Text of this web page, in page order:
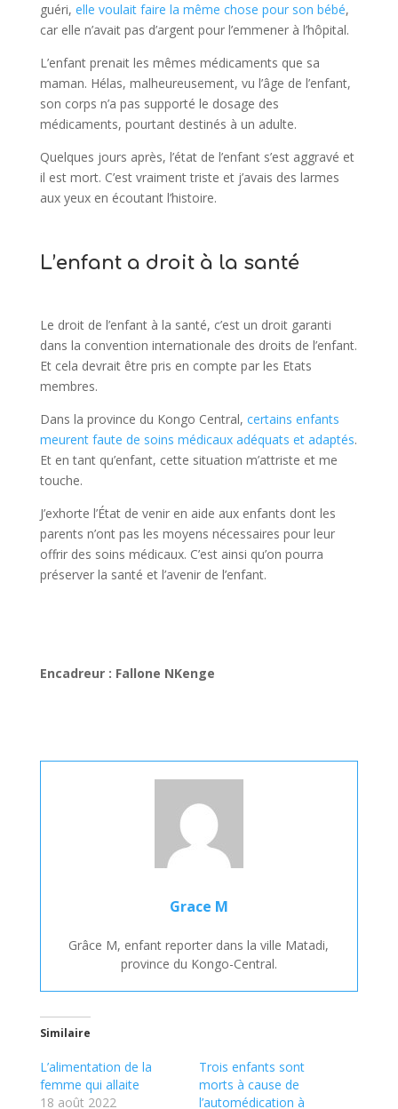
guéri, elle voulait faire la même chose pour son bébé,
car elle n’avait pas d’argent pour l’emmener à l’hôpital.
L’enfant prenait les mêmes médicaments que sa
maman. Hélas, malheureusement, vu l’âge de l’enfant,
son corps n’a pas supporté le dosage des
médicaments, pourtant destinés à un adulte.
Quelques jours après, l’état de l’enfant s’est aggravé et
il est mort. C’est vraiment triste et j’avais des larmes
aux yeux en écoutant l’histoire.
L’enfant a droit à la santé
Le droit de l’enfant à la santé, c’est un droit garanti
dans la convention internationale des droits de l’enfant.
Et cela devrait être pris en compte par les Etats
membres.
Dans la province du Kongo Central, certains enfants
meurent faute de soins médicaux adéquats et adaptés.
Et en tant qu’enfant, cette situation m’attriste et me
touche.
J’exhorte l’État de venir en aide aux enfants dont les
parents n’ont pas les moyens nécessaires pour leur
offrir des soins médicaux. C’est ainsi qu’on pourra
préserver la santé et l’avenir de l’enfant.
Encadreur : Fallone NKenge
Grace M
Grâce M, enfant reporter dans la ville Matadi,
province du Kongo-Central.
Similaire
L’alimentation de la
femme qui allaite
18 août 2022
Trois enfants sont
morts à cause de
l’automédication à